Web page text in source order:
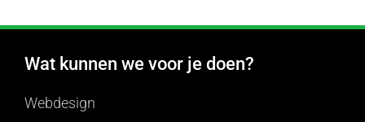
Wat kunnen we voor je doen?
Webdesign